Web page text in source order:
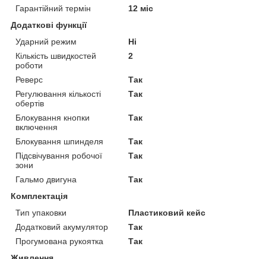
Гарантійний термін
12 міс
Додаткові функції
Ударний режим
Ні
Кількість швидкостей
роботи
2
Реверс
Так
Регулювання кількості
обертів
Так
Блокування кнопки
включення
Так
Блокування шпинделя
Так
Підсвічування робочої
зони
Так
Гальмо двигуна
Так
Комплектація
Тип упаковки
Пластиковий кейс
Додатковий акумулятор
Так
Прогумована рукоятка
Так